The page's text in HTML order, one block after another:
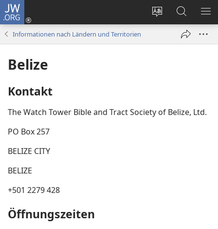
JW.ORG
Websitesprache
ändern
Anmelden
(öffnet
Suche
Informationen nach Ländern und Territorien
Belize
Kontakt
The Watch Tower Bible and Tract Society of Belize, Ltd.
PO Box 257
BELIZE CITY
BELIZE
+501 2279 428
Öffnungszeiten